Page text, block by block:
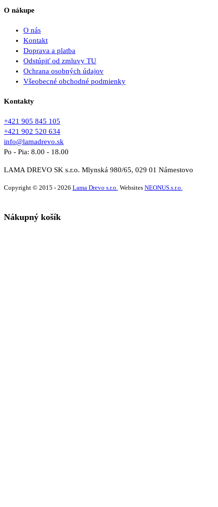
O nákupe
O nás
Kontakt
Doprava a platba
Odstúpiť od zmluvy TU
Ochrana osobných údajov
Všeobecné obchodné podmienky
Kontakty
+421 905 845 105
+421 902 520 634
info@lamadrevo.sk
Po - Pia: 8.00 - 18.00
LAMA DREVO SK s.r.o. Mlynská 980/65, 029 01 Námestovo
Copyright © 2015 - 2026 Lama Drevo s.r.o. Websites NEONUS.s.r.o.
Nákupný košík